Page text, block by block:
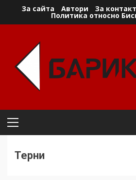
За сайта Автори За
Политика относно
Primary
Терни